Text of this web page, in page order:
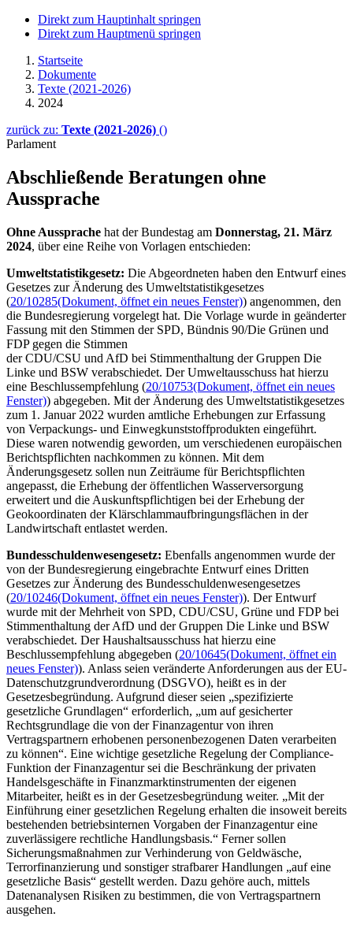
Direkt zum Hauptinhalt springen
Direkt zum Hauptmenü springen
Startseite
Dokumente
Texte (2021-2026)
2024
zurück zu: Texte (2021-2026) ()
Parlament
Abschließende Beratungen ohne
Aussprache
Ohne Aussprache hat der Bundestag am Donnerstag, 21. März
2024, über eine Reihe von Vorlagen entschieden:
Umweltstatistikgesetz: Die Abgeordneten haben den Entwurf eines
Gesetzes zur Änderung des Umweltstatistikgesetzes
(20/10285(Dokument, öffnet ein neues Fenster)) angenommen, den
die Bundesregierung vorgelegt hat. Die Vorlage wurde in geänderter
Fassung mit den Stimmen der SPD, Bündnis 90/Die Grünen und
FDP gegen die Stimmen
der CDU/CSU und AfD bei Stimmenthaltung der Gruppen Die
Linke und BSW verabschiedet. Der Umweltausschuss hat hierzu
eine Beschlussempfehlung (20/10753(Dokument, öffnet ein neues
Fenster)) abgegeben. Mit der Änderung des Umweltstatistikgesetzes
zum 1. Januar 2022 wurden amtliche Erhebungen zur Erfassung
von Verpackungs- und Einwegkunststoffprodukten eingeführt.
Diese waren notwendig geworden, um verschiedenen europäischen
Berichtspflichten nachkommen zu können. Mit dem
Änderungsgesetz sollen nun Zeiträume für Berichtspflichten
angepasst, die Erhebung der öffentlichen Wasserversorgung
erweitert und die Auskunftspflichtigen bei der Erhebung der
Geokoordinaten der Klärschlammaufbringungsflächen in der
Landwirtschaft entlastet werden.
Bundesschuldenwesengesetz: Ebenfalls angenommen wurde der
von der Bundesregierung eingebrachte Entwurf eines Dritten
Gesetzes zur Änderung des Bundesschuldenwesengesetzes
(20/10246(Dokument, öffnet ein neues Fenster)). Der Entwurf
wurde mit der Mehrheit von SPD, CDU/CSU, Grüne und FDP bei
Stimmenthaltung der AfD und der Gruppen Die Linke und BSW
verabschiedet. Der Haushaltsausschuss hat hierzu eine
Beschlussempfehlung abgegeben (20/10645(Dokument, öffnet ein
neues Fenster)). Anlass seien veränderte Anforderungen aus der EU-
Datenschutzgrundverordnung (DSGVO), heißt es in der
Gesetzesbegründung. Aufgrund dieser seien „spezifizierte
gesetzliche Grundlagen“ erforderlich, „um auf gesicherter
Rechtsgrundlage die von der Finanzagentur von ihren
Vertragspartnern erhobenen personenbezogenen Daten verarbeiten
zu können“. Eine wichtige gesetzliche Regelung derCompliance-
Funktion der Finanzagentur sei die Beschränkung der privaten
Handelsgeschäfte in Finanzmarktinstrumenten der eigenen
Mitarbeiter, heißt es in der Gesetzesbegründung weiter. „Mit der
Einführung einer gesetzlichen Regelung erhalten die insoweit bereits
bestehenden betriebsinternen Vorgaben der Finanzagentur eine
zuverlässigere rechtliche Handlungsbasis.“ Ferner sollen
Sicherungsmaßnahmen zur Verhinderung von Geldwäsche,
Terrorfinanzierung und sonstiger strafbarer Handlungen „auf eine
gesetzliche Basis“ gestellt werden. Dazu gehöre auch, mittels
Datenanalysen Risiken zu bestimmen, die von Vertragspartnern
ausgehen.